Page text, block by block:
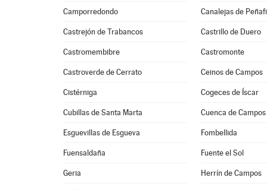
Camporredondo Canalejas de
Castrejón de Trabancos Castrillo de Duero
Castromembibre Castromonte
Castroverde de Cerrato Ceinos de Campos
Cistérniga Cogeces de Íscar
Cubillas de Santa Marta Cuenca de Campos
Esguevillas de Esgueva Fombellida
Fuensaldaña Fuente el Sol
Geria Herrín de Campos